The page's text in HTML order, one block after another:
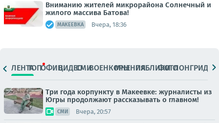
Вниманию жителей микрорайона Солнечный и
жилого массива Батова!
МАКЕЕВКА Вчера, 18:36
ЛЕНТАТОПОФИЦ.ВИДЕОСМИВОЕНКОРЫМНЕНИЯПАБЛИКИ
ФОТОЛОНГРИДЫ
Три года корпункту в Макеевке: журналисты из
Югры продолжают рассказывать о главном!
СМИ Вчера, 20:57